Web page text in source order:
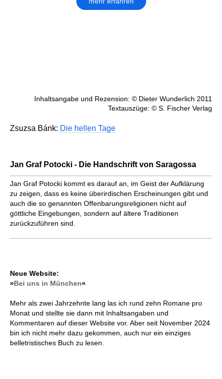
Inhaltsangabe und Rezension: © Dieter Wunderlich 2011
Textauszüge: © S. Fischer Verlag
Zsuzsa Bánk: Die hellen Tage
Jan Graf Potocki - Die Handschrift von Saragossa
Jan Graf Potocki kommt es darauf an, im Geist der Aufklärung
zu zeigen, dass es keine überirdischen Erscheinungen gibt und
auch die so genannten Offenbarungsreligionen nicht auf
göttliche Eingebungen, sondern auf ältere Traditionen
zurückzuführen sind.
Neue Website:
»Bei uns in München«
Mehr als zwei Jahrzehnte lang las ich rund zehn Romane pro
Monat und stellte sie dann mit Inhaltsangaben und
Kommentaren auf dieser Website vor. Aber seit November 2024
bin ich nicht mehr dazu gekommen, auch nur ein einziges
belletristisches Buch zu lesen.